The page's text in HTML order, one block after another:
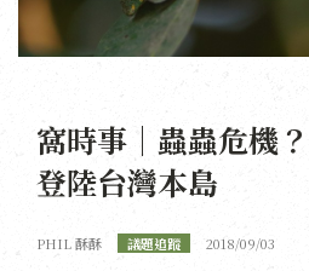
窩時事｜蟲蟲危機
登陸台灣本島
PHIL 酥酥 議題追蹤 2018/09/03